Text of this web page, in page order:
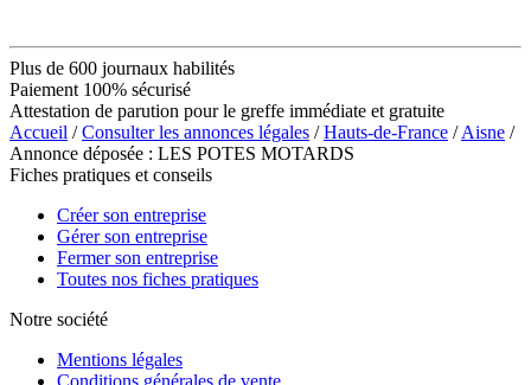
Plus de 600 journaux habilités
Paiement 100% sécurisé
Attestation de parution pour le greffe immédiate et gratuite
Accueil /Consulter les annonces légales /Hauts-de-France /Aisne /
Annonce déposée : LES POTES MOTARDS
Fiches pratiques et conseils
Créer son entreprise
Gérer son entreprise
Fermer son entreprise
Toutes nos fiches pratiques
Notre société
Mentions légales
Conditions générales de vente